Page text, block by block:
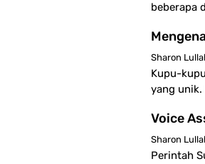
beberapa
Sharon
Kupu-
yang
Voice
Sharon
Perintah